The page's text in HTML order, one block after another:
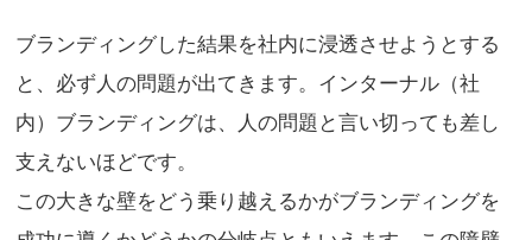
ブランディングした結果を社内に浸透させようとする
と、必ず人の問題が出てきます。インターナル（社
内）ブランディングは、人の問題と言い切っても差し
支えないほどです。
この大きな壁をどう乗り越えるかがブランディングを